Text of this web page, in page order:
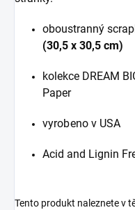
oboustranný
(30,5 x 30,5 cm)
kolekce DREAM
Paper
vyrobeno v USA
Acid and Lignin
Tento produkt naleznete v